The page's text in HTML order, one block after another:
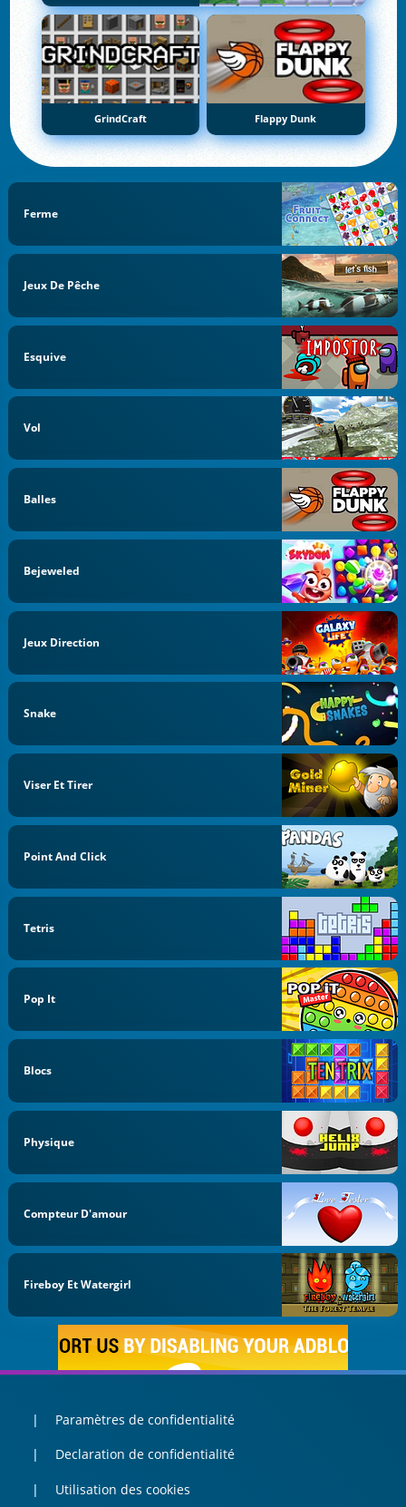
GrindCraft Flappy Dunk
Ferme
Jeux De Pêche
Esquive
Vol
Balles
Bejeweled
Jeux Direction
Snake
Viser Et Tirer
Point And Click
Tetris
Pop It
Blocs
Physique
Compteur D'amour
Fireboy Et Watergirl
Paramètres de confidentialité
Declaration de confidentialité
Utilisation des cookies